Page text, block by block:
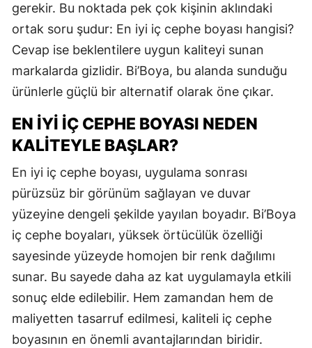
gerekir. Bu noktada pek çok kişinin aklındaki
ortak soru şudur: En iyi iç cephe boyası hangisi?
Cevap ise beklentilere uygun kaliteyi sunan
markalarda gizlidir. Bi’Boya, bu alanda sunduğu
ürünlerle güçlü bir alternatif olarak öne çıkar.
EN İYI İÇ CEPHE BOYASI NEDEN
KALITEYLE BAŞLAR?
En iyi iç cephe boyası, uygulama sonrası
pürüzsüz bir görünüm sağlayan ve duvar
yüzeyine dengeli şekilde yayılan boyadır. Bi’Boya
iç cephe boyaları, yüksek örtücülük özelliği
sayesinde yüzeyde homojen bir renk dağılımı
sunar. Bu sayede daha az kat uygulamayla etkili
sonuç elde edilebilir. Hem zamandan hem de
maliyetten tasarruf edilmesi, kaliteli iç cephe
boyasının en önemli avantajlarından biridir.